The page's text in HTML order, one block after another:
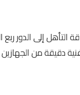
إلى الدور ربع
دقيقة من الجهازين